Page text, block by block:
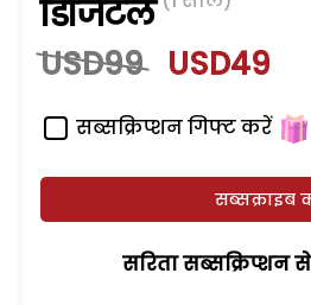
डिजिटल
USD99 USD49
सब्सक्रिप्शन गिफ्ट करें
सब्सक्राइब
सरिता सब्सक्रिप्शन